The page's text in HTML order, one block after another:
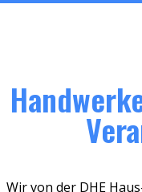
Wir von der DHE